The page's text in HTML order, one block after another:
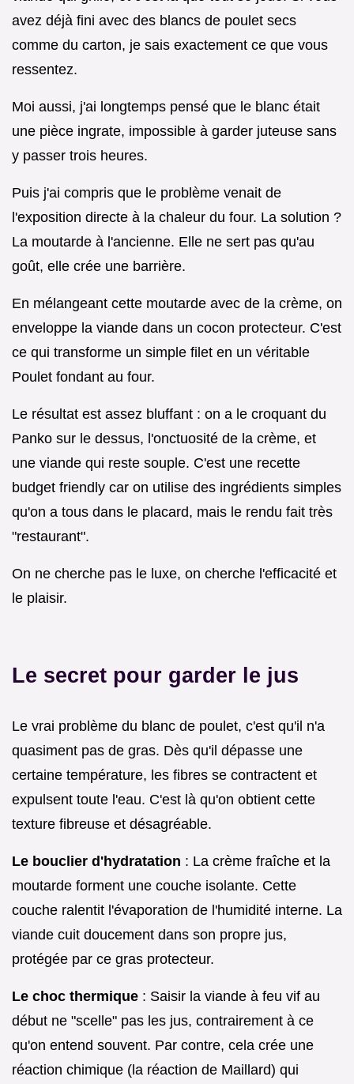
avez déjà fini avec des blancs de poulet secs
comme du carton, je sais exactement ce que vous
ressentez.
Moi aussi, j'ai longtemps pensé que le blanc était
une pièce ingrate, impossible à garder juteuse sans
y passer trois heures.
Puis j'ai compris que le problème venait de
l'exposition directe à la chaleur du four. La solution ?
La moutarde à l'ancienne. Elle ne sert pas qu'au
goût, elle crée une barrière.
En mélangeant cette moutarde avec de la crème, on
enveloppe la viande dans un cocon protecteur. C'est
ce qui transforme un simple filet en un véritable
Poulet fondant au four.
Le résultat est assez bluffant : on a le croquant du
Panko sur le dessus, l'onctuosité de la crème, et
une viande qui reste souple. C'est une recette
budget friendly car on utilise des ingrédients simples
qu'on a tous dans le placard, mais le rendu fait très
"restaurant".
On ne cherche pas le luxe, on cherche l'efficacité et
le plaisir.
Le secret pour garder le jus
Le vrai problème du blanc de poulet, c'est qu'il n'a
quasiment pas de gras. Dès qu'il dépasse une
certaine température, les fibres se contractent et
expulsent toute l'eau. C'est là qu'on obtient cette
texture fibreuse et désagréable.
Le bouclier d'hydratation : La crème fraîche et la
moutarde forment une couche isolante. Cette
couche ralentit l'évaporation de l'humidité interne. La
viande cuit doucement dans son propre jus,
protégée par ce gras protecteur.
Le choc thermique : Saisir la viande à feu vif au
début ne "scelle" pas les jus, contrairement à ce
qu'on entend souvent. Par contre, cela crée une
réaction chimique (la réaction de Maillard) qui